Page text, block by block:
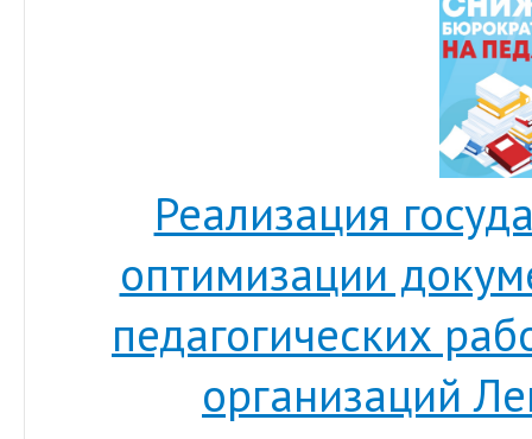
Реализация
оптимизации
педагогических
организаций